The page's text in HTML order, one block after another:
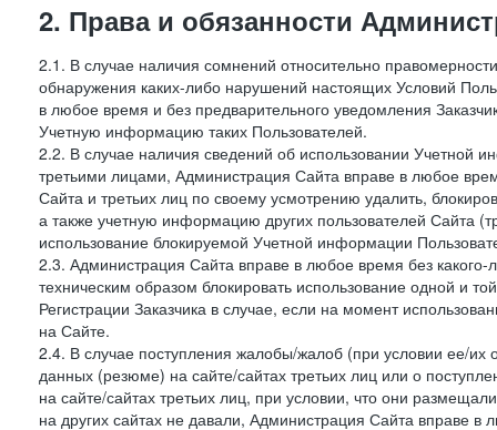
2. Права и обязанности
2.1. В случае наличия сомнений относительно
обнаружения каких-либо нарушений настоящих Условий
в любое время и без предварительного уведомления
Учетную информацию таких Пользователей.
2.2. В случае наличия сведений об использовании Учетной
третьими лицами, Администрация Сайта вправе в любое
Сайта и третьих лиц по своему усмотрению удалить,
а также учетную информацию других пользователей Сайта
использование блокируемой Учетной информации
2.3. Администрация Сайта вправе в любое время без
техническим образом блокировать использование одной и
Регистрации Заказчика в случае, если на момент
на Сайте.
2.4. В случае поступления жалобы/жалоб (при условии ее/их
данных (резюме) на сайте/сайтах третьих лиц или о
на сайте/сайтах третьих лиц, при условии, что они
на других сайтах не давали, Администрация Сайта вправе в